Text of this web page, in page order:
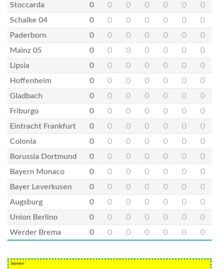
Stoccarda
0 0 0 0 0 0
0
Schalke 04
0 0 0 0 0 0
0
Paderborn
0 0 0 0 0 0
0
Mainz 05
0 0 0 0 0 0
0
Lipsia
0 0 0 0 0 0
0
Hoffenheim
0 0 0 0 0 0
0
Gladbach
0 0 0 0 0 0
0
Friburgo
0 0 0 0 0 0
0
Eintracht Frankfurt
0 0 0 0 0 0
0
Colonia
0 0 0 0 0 0
0
Borussia Dortmund
0 0 0 0 0 0
0
Bayern Monaco
0 0 0 0 0 0
0
Bayer Leverkusen
0 0 0 0 0 0
0
Augsburg
0 0 0 0 0 0
0
Union Berlino
0 0 0 0 0 0
0
Werder Brema
0 0 0 0 0 0 0
Sponsor